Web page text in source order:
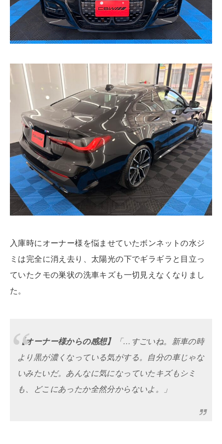
入庫時にオーナー様を悩ませていたボンネットの水ジ
ミは完全に消え去り、太陽光の下でギラギラと目立っ
ていたクモの巣状の洗車キズも一切見えなくなりまし
た。
【オーナー様からの感想】
「…すごいね。新車の時
より黒が濃くなっている気がする。自分の車じゃな
いみたいだ。あんなに気になっていたキズもシミ
も、どこにあったか全然分からないよ。」